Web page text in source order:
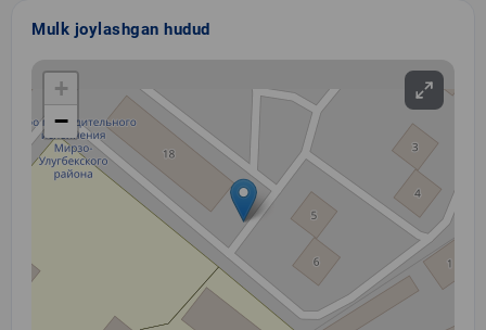
Mulk joylashgan hudud
+
−